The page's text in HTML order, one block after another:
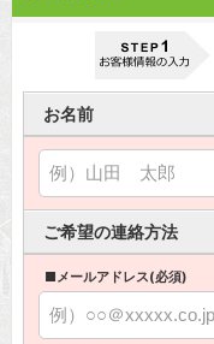
お名前
ご希望の連絡方法
■メールアドレス(必須)